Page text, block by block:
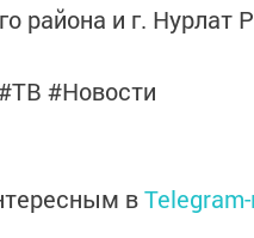
района и г.
#Новости
в